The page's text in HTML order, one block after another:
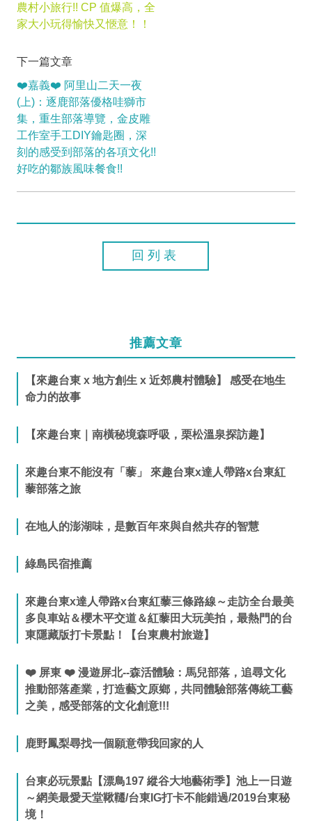
農村小旅行!! CP 值爆高，全
家大小玩得愉快又愜意！！
下一篇文章
❤️嘉義❤️ 阿里山二天一夜
(上)：逐鹿部落優格哇獅市
集，重生部落導覽，金皮雕
工作室手工DIY鑰匙圈，深
刻的感受到部落的各項文化!!
好吃的鄒族風味餐食!!
回列表
推薦文章
【來趣台東 x 地方創生 x 近郊農村體驗】 感受在地生
命力的故事
【來趣台東｜南橫秘境森呼吸，栗松溫泉探訪趣】
來趣台東不能沒有「藜」 來趣台東x達人帶路x台東紅
藜部落之旅
在地人的澎湖味，是數百年來與自然共存的智慧
綠島民宿推薦
來趣台東x達人帶路x台東紅藜三條路線～走訪全台最美
多良車站＆櫻木平交道＆紅藜田大玩美拍，最熱門的台
東隱藏版打卡景點！【台東農村旅遊】
❤️ 屏東 ❤️ 漫遊屏北--森活體驗：馬兒部落，追尋文化
推動部落產業，打造藝文原鄉，共同體驗部落傳統工藝
之美，感受部落的文化創意!!!
鹿野鳳梨尋找一個願意帶我回家的人
台東必玩景點【漂鳥197 縱谷大地藝術季】池上一日遊
～網美最愛天堂鞦韆/台東IG打卡不能錯過/2019台東秘
境！